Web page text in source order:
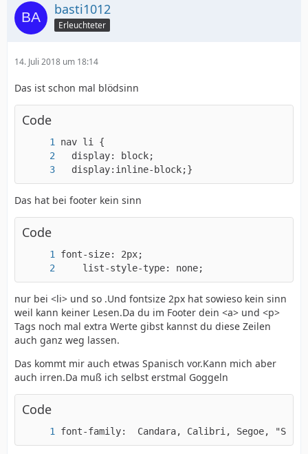
basti1012
Erleuchteter
14. Juli 2018 um 18:14
Das ist schon mal blödsinn
Code
  display:inline-block;}
Das hat bei footer kein sinn
Code
    list-style-type: none;
nur bei <li> und so .Und fontsize 2px hat sowieso kein sinn
weil kann keiner Lesen.Da du im Footer dein <a> und <p>
Tags noch mal extra Werte gibst kannst du diese Zeilen
auch ganz weg lassen.
Das kommt mir auch etwas Spanisch vor.Kann mich aber
auch irren.Da muß ich selbst erstmal Goggeln
Code
font-family:  Candara, Calibri, Segoe,